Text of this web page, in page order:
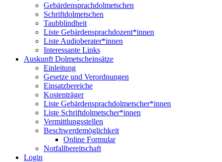
Gebärdensprachdolmetschen
Schriftdolmetschen
Taubblindheit
Liste Gebärdensprachdozent*innen
Liste Audioberater*innen
Interessante Links
Auskunft Dolmetscheinsätze
Einleitung
Gesetze und Verordnungen
Einsatzbereiche
Kostenträger
Liste Gebärdensprachdolmetscher*innen
Liste Schriftdolmetscher*innen
Vermittlungsstellen
Beschwerdemöglichkeit
Online Formular
Notfallbereitschaft
Login